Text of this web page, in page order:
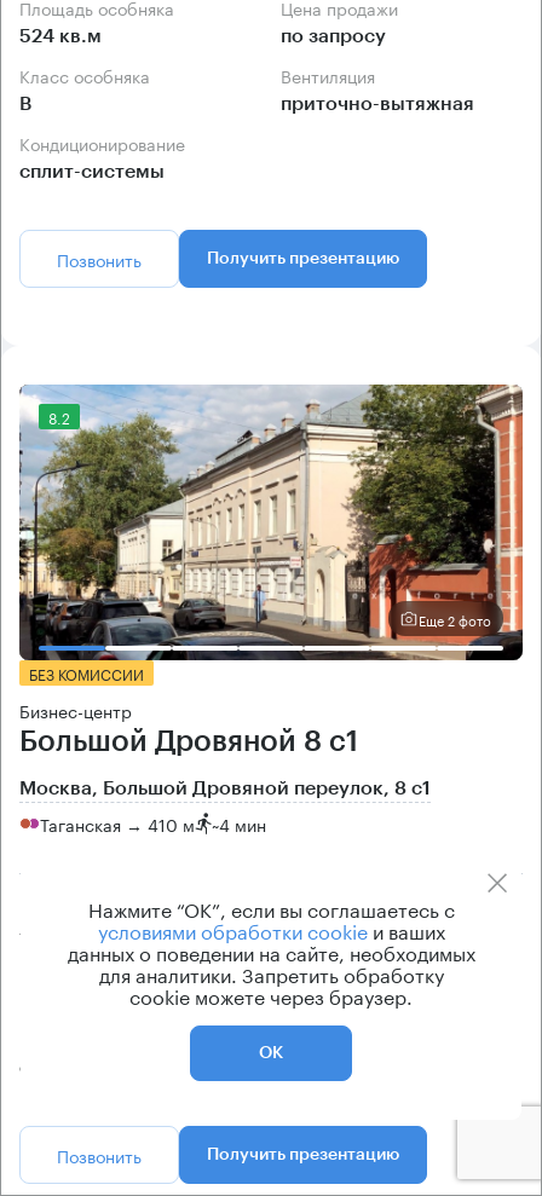
Площадь особняка
524 кв.м
Цена продажи
по запросу
Класс особняка
B
Вентиляция
приточно-вытяжная
Кондиционирование
сплит-системы
Позвонить Получить презентацию
8.2
Еще 2 фото
БЕЗ КОМИССИИ
Бизнес-центр
Большой Дровяной 8 с1
Москва, Большой Дровяной переулок, 8 с1
Таганская → 410 м ~4 мин
Площадь особняка
4419 кв.м
Цена продажи
по запросу
Класс особняка Вентиляция
приточно-вытяжная
сплит-системы
Позвонить Получить презентацию
Нажмите “ОК”, если вы соглашаетесь с
условиями обработки cookieи ваших
данных о поведении на сайте, необходимых
для аналитики. Запретить обработку
cookie можете через браузер.
ОК